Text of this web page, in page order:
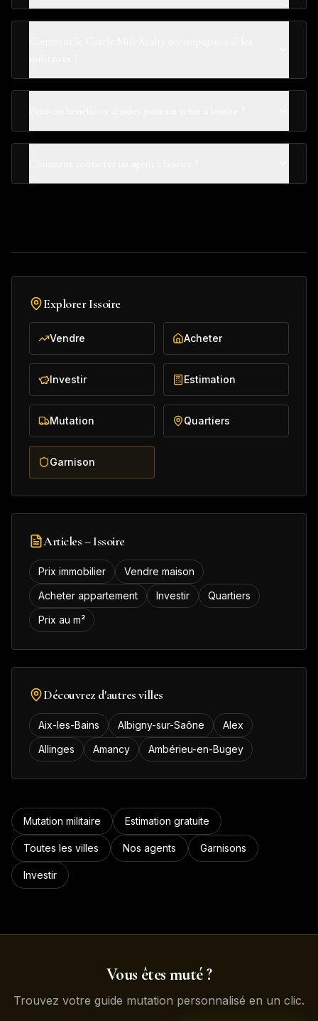
ExplorerIssoire
Vendre Acheter
Investir Estimation
Mutation Quartiers
Garnison
Articles –Issoire
Prix immobilier
Vendre maison
Acheter appartement
Investir
Quartiers
Prix au m²
Découvrez d'autres villes
Aix-les-Bains Albigny-sur-Saône
Alex
Allinges
Amancy Ambérieu-en-Bugey
Mutation militaire Estimation gratuite
Toutes les villes Nos agents Garnisons
Investir
Vous êtes muté ?
Trouvez votre guide mutation personnalisé en un clic.